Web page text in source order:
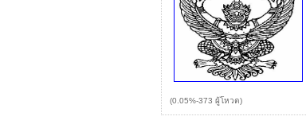
(0.05%-373 ผู้โหวต)